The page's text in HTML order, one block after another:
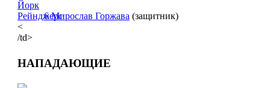
<
/td>
6 Мирослав Горжава (защитник)
НАПАДАЮЩИЕ